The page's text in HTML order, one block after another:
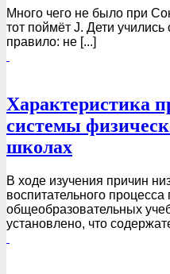
Много чего не было при
тот поймёт J. Дети
правило: не [...]
Характеристика
системы
школах
В ходе изучения причин
воспитательного
общеобразовательных
установлено, что